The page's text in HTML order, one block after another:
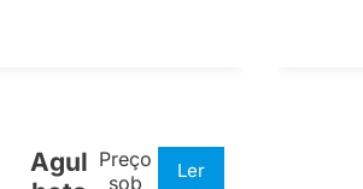
Agul Preço
sob
Ler